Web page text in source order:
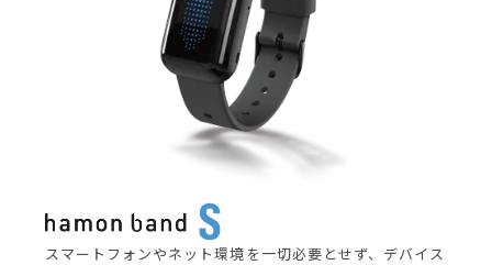
スマートフォンやネット環境を一切必要とせず、デバイス